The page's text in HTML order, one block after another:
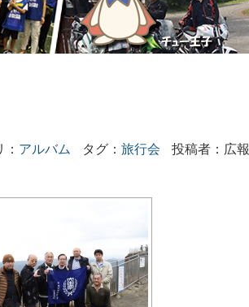
アルバム タグ： 旅行会 投稿者：広報